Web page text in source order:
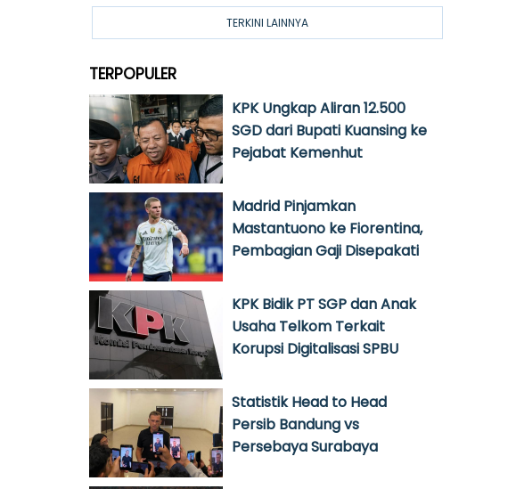
TERKINI LAINNYA
TERPOPULER
KPK Ungkap Aliran 12.500
SGD dari Bupati Kuansing ke
Pejabat Kemenhut
Madrid Pinjamkan
Mastantuono ke Fiorentina,
Pembagian Gaji Disepakati
KPK Bidik PT SGP dan Anak
Usaha Telkom Terkait
Korupsi Digitalisasi SPBU
Statistik Head to Head
Persib Bandung vs
Persebaya Surabaya